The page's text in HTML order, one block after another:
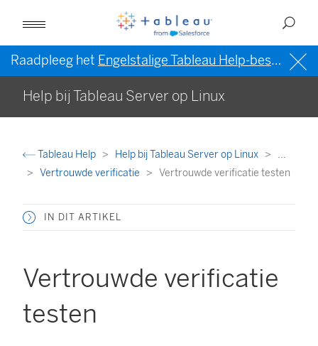
Raadpleeg het Engelstalige Tableau Help-bestand (VS)
Help bij Tableau Server op Linux
Tableau Help Help bij Tableau Server op Linux
...
Vertrouwde verificatie
Vertrouwde verificatie testen
IN DIT ARTIKEL
Vertrouwde verificatie
testen